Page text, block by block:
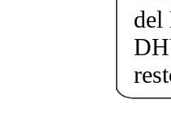
del